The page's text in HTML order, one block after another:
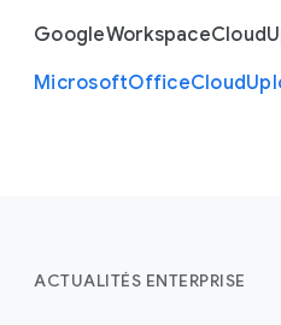
GoogleWorkspaceCloud
MicrosoftOfficeCloud
ACTUALITÉS ENTERPRISE